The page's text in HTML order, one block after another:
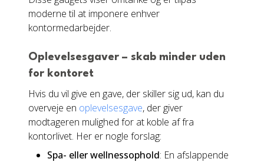
moderne til at imponere enhver
kontormedarbejder.
Oplevelsesgaver – skab minder uden
for kontoret
Hvis du vil give en gave, der skiller sig ud, kan du
overveje en oplevelsesgave, der giver
modtageren mulighed for at koble af fra
kontorlivet. Her er nogle forslag:
Spa- eller wellnessophold: En afslappende